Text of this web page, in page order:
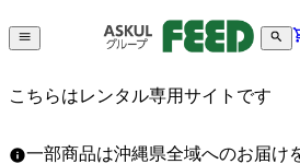
こちらはレンタル専用サイトです
一部商品は沖縄県全域へのお届け